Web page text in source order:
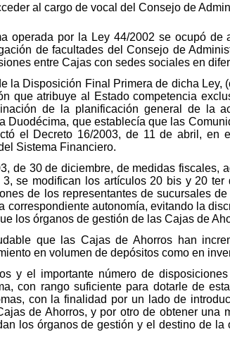
al cargo de vocal del Consejo de
operada por la Ley 44/2002 se ocupó
de facultades del Consejo de
entre Cajas con sedes sociales en
la Disposición Final Primera de dicha
que atribuye al Estado competencia
de la planificación general de la
Duodécima, que establecía que las
el Decreto 16/2003, de 11 de abril, en
Sistema Financiero.
de 30 de diciembre, de medidas fiscales,
se modifican los artículos 20 bis y 20
de los representantes de sucursales
correspondiente autonomía, evitando la
los órganos de gestión de las Cajas de
que las Cajas de Ahorros han
en volumen de depósitos como en
y el importante número de
con rango suficiente para dotarle de
con la finalidad por un lado de
de Ahorros, y por otro de obtener una
los órganos de gestión y el destino de